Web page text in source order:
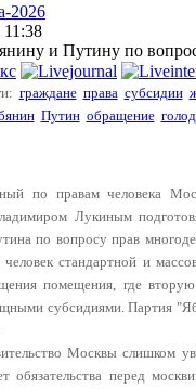
2026
и Путину по
граждане права субсидии
Путин обращение
по правам человека
Лукиным
по вопросу прав
стандартной и
помещения, где
субсидиями. Партия
Москвы слишком
обязательства перед